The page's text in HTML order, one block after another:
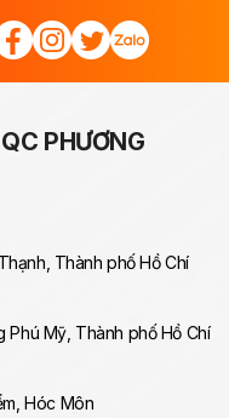
PHƯƠNG
Thành phố Hồ Chí
Mỹ, Thành phố Hồ Chí
Hóc Môn